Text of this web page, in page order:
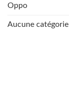
Oppo
Aucune catégorie